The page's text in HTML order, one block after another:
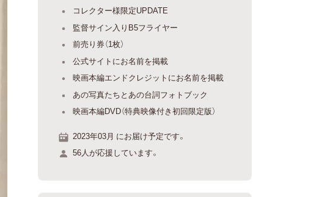
コレクター様限定UPDATE
監督サイン入りB5フライヤー
前売り券（1枚）
公式サイトにお名前を掲載
映画本編エンドクレジットにお名前を掲載
あの写真たちとあの台詞フォトブック
映画本編DVD（特典映像付き初回限定版）
2023年03月 にお届け予定です。
56人が応援しています。